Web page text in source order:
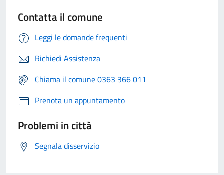
Contatta il comune
Leggi le domande frequenti
Richiedi Assistenza
Chiama il comune 0363 366 011
Prenota un appuntamento
Problemi in città
Segnala disservizio